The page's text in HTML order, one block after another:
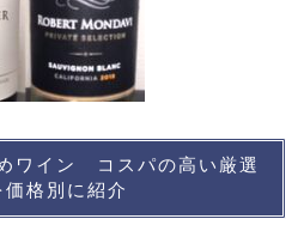
ワイン コスパの高い厳選
価格別に紹介